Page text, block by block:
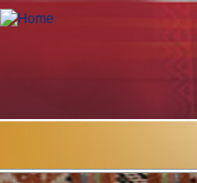
Skip to main content